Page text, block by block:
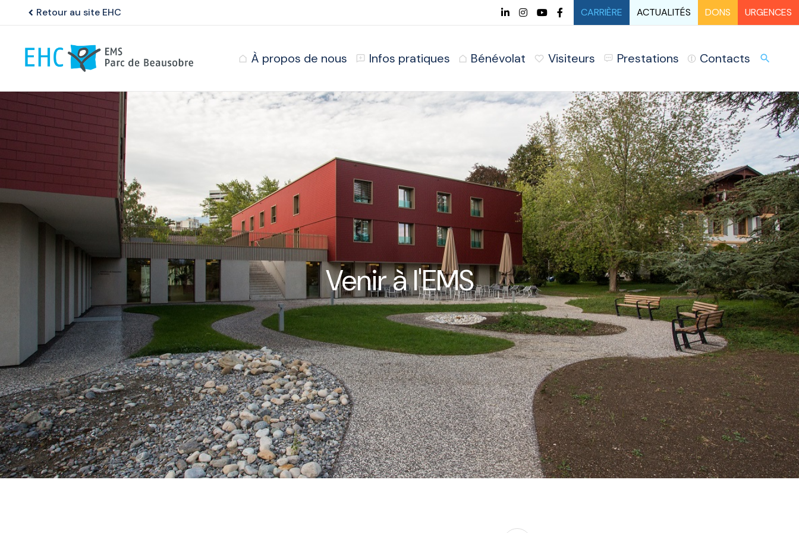
chevron_left Retour au site EHC CARRIÈRE ACTUALITÉS DONS URGENCES
À propos de nous Infos pratiques Bénévolat Visiteurs Prestations Contacts search
Venir à l'EMS